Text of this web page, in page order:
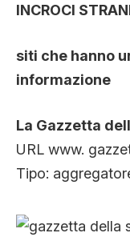
INCROCI
siti che hanno
informazione
La Gazzetta
URL www.
Tipo: